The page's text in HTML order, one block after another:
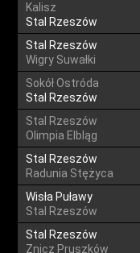
Kalisz
Stal Rzeszów
Stal Rzeszów
Wigry Suwałki
Sokół Ostróda
Stal Rzeszów
Stal Rzeszów
Olimpia Elbląg
Stal Rzeszów
Radunia Stężyca
Wisła Puławy
Stal Rzeszów
Stal Rzeszów
Znicz Pruszków